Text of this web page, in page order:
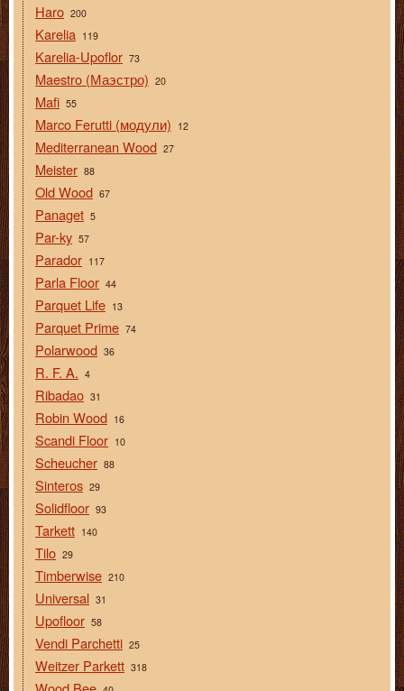
Haro 200
Karelia 119
Karelia-Upoflor 73
Maestro (Маэстро) 20
Mafi 55
Marco Ferutti (модули) 12
Mediterranean Wood 27
Meister 88
Old Wood 67
Panaget 5
Par-ky 57
Parador 117
Parla Floor 44
Parquet Life 13
Parquet Prime 74
Polarwood 36
R. F. A. 4
Ribadao 31
Robin Wood 16
Scandi Floor 10
Scheucher 88
Sinteros 29
Solidfloor 93
Tarkett 140
Tilo 29
Timberwise 210
Universal 31
Upofloor 58
Vendi Parchetti 25
Weitzer Parkett 318